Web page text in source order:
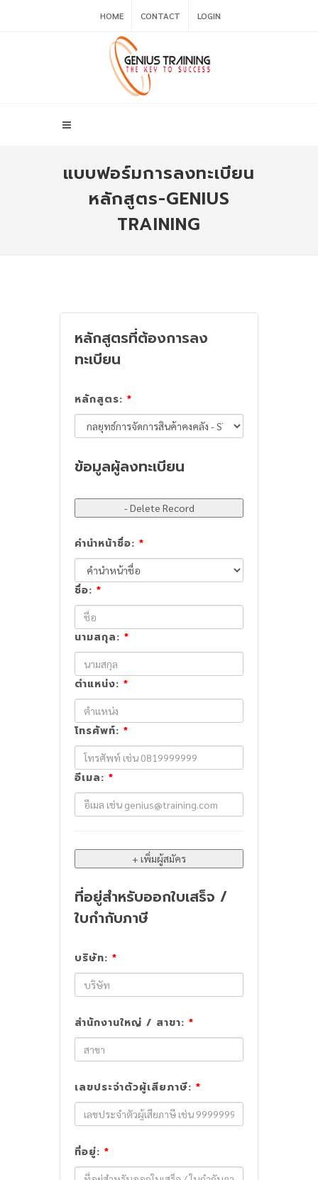
HOME CONTACT LOGIN
แบบฟอร์มการลงทะเบียน
หลักสูตร-GENIUS
TRAINING
หลักสูตรที่ต้องการลง
ทะเบียน
หลักสูตร: *
ข้อมูลผู้ลงทะเบียน
คำนำหน้าชื่อ: *
ชื่อ: *
นามสกุล: *
ตำแหน่ง: *
โทรศัพท์: *
อีเมล: *
ที่อยู่สำหรับออกใบเสร็จ /
ใบกำกับภาษี
บริษัท: *
สำนักงานใหญ่ / สาขา: *
เลขประจำตัวผู้เสียภาษี: *
ที่อยู่: *